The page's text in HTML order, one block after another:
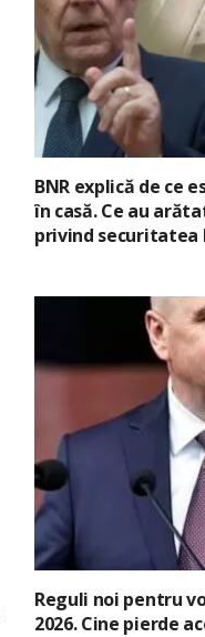
BNR explică de ce
în casă. Ce au
privind securitatea
Reguli noi pentru
2026. Cine pierde